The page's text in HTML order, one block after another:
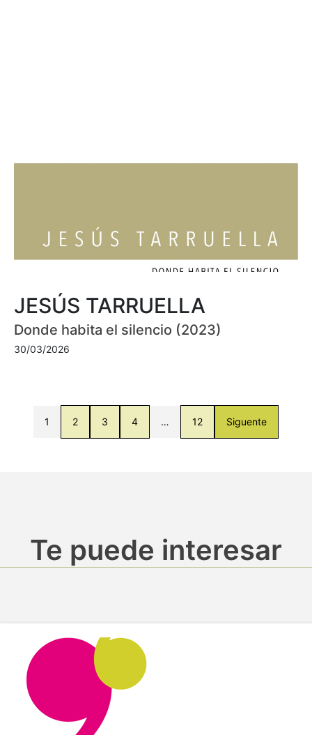
JESÚS TARRUELLA
Donde habita el silencio (2023)
30/03/2026
1 2 3 4 … 12 Siguente
Te puede interesar